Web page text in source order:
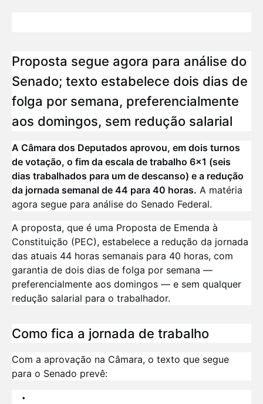
Proposta segue agora para análise do
Senado; texto estabelece dois dias de
folga por semana, preferencialmente
aos domingos, sem redução salarial
A Câmara dos Deputados aprovou, em dois turnos
de votação, o fim da escala de trabalho 6x1 (seis
dias trabalhados para um de descanso) e a redução
da jornada semanal de 44 para 40 horas. A matéria
agora segue para análise do Senado Federal.
A proposta, que é uma Proposta de Emenda à
Constituição (PEC), estabelece a redução da jornada
das atuais 44 horas semanais para 40 horas, com
garantia de dois dias de folga por semana —
preferencialmente aos domingos — e sem qualquer
redução salarial para o trabalhador.
Como fica a jornada de trabalho
Com a aprovação na Câmara, o texto que segue
para o Senado prevê: